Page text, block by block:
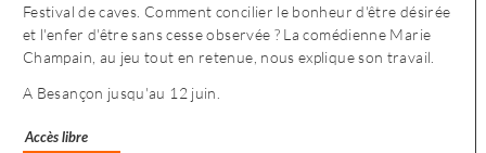
«
une
offre
Festival de caves. Comment concilier le bonheur d'être désirée
et l'enfer d'être sans cesse observée ? La comédienne Marie
Champain, au jeu tout en retenue, nous explique son travail.
A Besançon jusqu'au 12 juin.
Accès libre